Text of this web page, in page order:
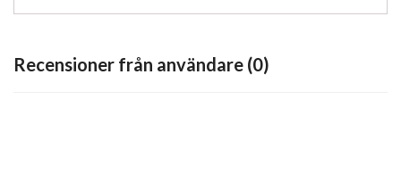
Recensioner från användare (0)